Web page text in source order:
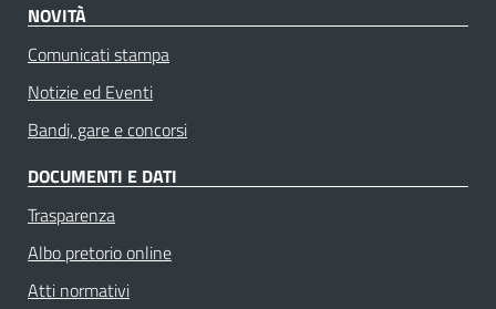
NOVITÀ
Comunicati stampa
Notizie ed Eventi
Bandi, gare e concorsi
DOCUMENTI E DATI
Trasparenza
Albo pretorio online
Atti normativi